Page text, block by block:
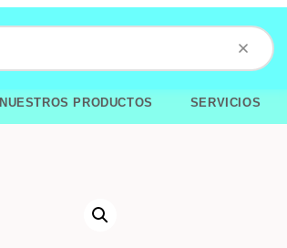
NUESTROS PRODUCTOS SERVICIOS